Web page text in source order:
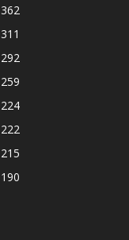
362
311
292
259
224
222
215
190